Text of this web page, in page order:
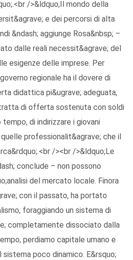
/>&ldquo;Il mondo della
e dei percorsi di alta
&ndash; aggiunge Rosa&nbsp; –
dalle reali necessit&agrave; del
esigenze delle imprese. Per
regionale ha il dovere di
didattica pi&ugrave; adeguata,
di offerta sostenuta con soldi
di indirizzare i giovani
professionalit&agrave; che il
/><br />&ldquo;Le
conclude – non possono
del mercato locale. Finora
con il passato, ha portato
foraggiando un sistema di
completamente dissociato dalla
perdiamo capitale umano e
poco dinamico. E&rsquo;